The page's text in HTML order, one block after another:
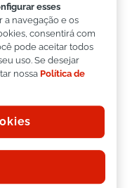
esses
a navegação e os
consentirá com
pode aceitar todos
uso. Se desejar
nossa Política de